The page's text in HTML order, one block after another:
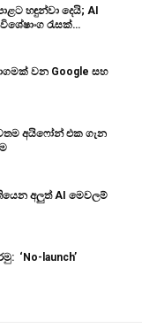
හඳුන්වා දෙයි; AI
රැසක්…
වන Google සහ
අයිෆෝන් එක ගැන
අලුත් AI මෙවලම්
‘No-launch’